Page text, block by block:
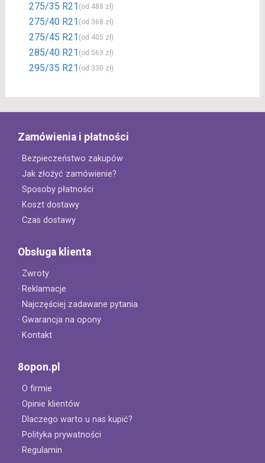
275/35 R21 (od 488 zł)
275/40 R21 (od 368 zł)
275/45 R21 (od 405 zł)
285/40 R21 (od 563 zł)
295/35 R21 (od 330 zł)
Zamówienia i płatności
· Bezpieczeństwo zakupów
· Jak złożyć zamówienie?
· Sposoby płatności
· Koszt dostawy
· Czas dostawy
Obsługa klienta
· Zwroty
· Reklamacje
· Najczęściej zadawane pytania
· Gwarancja na opony
· Kontakt
8opon.pl
· O firmie
· Opinie klientów
· Dlaczego warto u nas kupić?
· Polityka prywatności
· Regulamin